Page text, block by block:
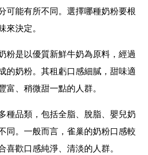
可能有所不同。選擇哪種奶粉要根
來決定。
粉是以優質新鮮牛奶為原料，經過
的奶粉。其租虧口感細膩，甜味適
富、稍微甜一點的人群。
種品類，包括全脂、脫脂、嬰兒奶
同。一般而言，雀巢的奶粉口感較
喜歡口感純淨、清淡的人群。